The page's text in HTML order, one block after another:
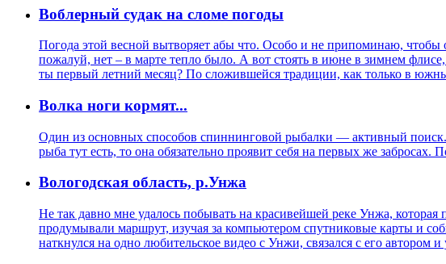
Воблерный судак на сломе погоды
Погода этой весной вытворяет абы что. Особо и не припоминаю, чтобы
пожалуй, нет – в марте тепло было. А вот стоять в июне в зимнем
ты первый летний месяц? По сложившейся традиции, как только в
Волка ноги кормят...
Один из основных способов спиннинговой рыбалки — активный поиск.
рыба тут есть, то она обязательно проявит себя на первых же
Вологодская область, р.Унжа
Не так давно мне удалось побывать на красивейшей реке Унжа,
продумывали маршрут, изучая за компьютером спутниковые карты и
наткнулся на одно любительское видео с Унжи, связался с его автором и